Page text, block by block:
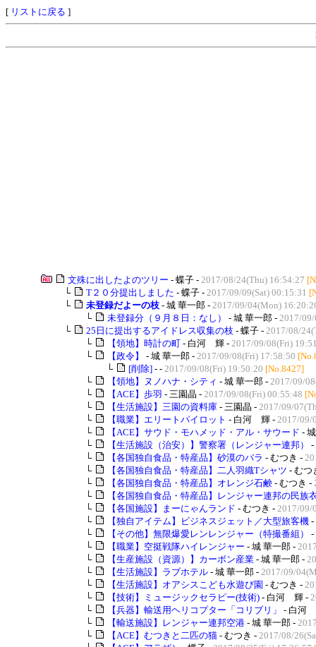
[ リストに戻る ]
文殊に出したよのツリー - 蝶子 - 2017/08/24(Thu) 16:54:27
└
T２０分提出しました - 蝶子 - 2017/09/09(Sat) 00:15:31
└
未登録だよーの枝 - 城 華一郎 - 2017/09/04(Mon)
└
未登録分（９月８日：なし） - 城 華一郎 - 2017/
└
25日に提出するアイドレス収集の枝 - 蝶子 - 2017/08/
└
【領地】時計の町 - 白河 輝 - 2017/09/08(Fri)
└
【政令】 - 城 華一郎 - 2017/09/08(Fri) 17:58:50
└
[削除] - - 2017/09/08(Fri) 19:50:20 [No.8427]
└
【領地】ヌノハナ・シティ - 城 華一郎 - 2017/09/
└
【ACE】歩羽 - 三園晶 - 2017/09/08(Fri) 00:55:48
└
【生活施設】三園の資料庫 - 三園晶 - 2017/09/
└
【職業】エリートパイロット - 白河 輝 - 2017/09/
└
【ACE】サウド・モハメッド・アル・サウード -
└
【生活施設（治安）】警察署（レンジャー連邦）
└
【各国独自食品・特産品】砂漠のバラ - むつき -
└
【各国独自食品・特産品】二人羽織Tシャツ - むつ
└
【各国独自食品・特産品】オレンジ石鹸 - むつき -
└
【各国独自食品・特産品】レンジャー連邦の民族
└
【各国施設】まーにゃんランド - むつき - 2017/09/
└
【独自アイテム】ビジネスジェット／大型旅客機 -
└
【その他】無限爆愛レンレンジャー（特撮番組）
-
└
【職業】空挺戦隊ハイレンジャー - 城 華一郎 -
└
【生産施設（資源）】カーボン産業 - 城 華一郎 -
└
【生活施設】ラブホテル - 城 華一郎 - 2017/09/
└
【生活施設】オアシスこども水遊び園 - むつき -
└
【技術】ミュージックセラピー(技術) - 白河 輝 -
└
【兵器】輸送用ヘリコプター「コリブリ」
- 白河
└
【輸送施設】レンジャー連邦空港 - 城 華一郎 -
└
【ACE】むつきと二匹の猫 - むつき - 2017/08/